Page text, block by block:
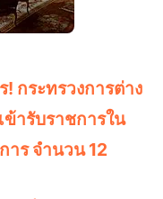
กระทรวงการต่าง
ข้ารับราชการใน
ร จำนวน 12